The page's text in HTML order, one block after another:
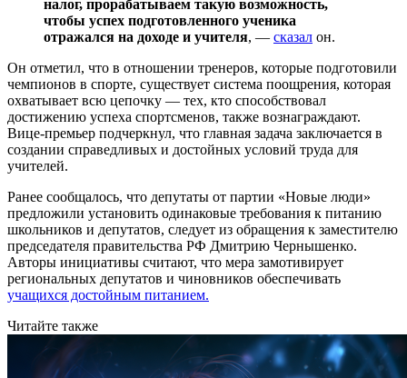
налог, прорабатываем такую возможность,
чтобы успех подготовленного ученика
отражался на доходе и учителя, — сказал он.
Он отметил, что в отношении тренеров, которые подготовили
чемпионов в спорте, существует система поощрения, которая
охватывает всю цепочку — тех, кто способствовал
достижению успеха спортсменов, также вознаграждают.
Вице-премьер подчеркнул, что главная задача заключается в
создании справедливых и достойных условий труда для
учителей.
Ранее сообщалось, что депутаты от партии «Новые люди»
предложили установить одинаковые требования к питанию
школьников и депутатов, следует из обращения к заместителю
председателя правительства РФ Дмитрию Чернышенко.
Авторы инициативы считают, что мера замотивирует
региональных депутатов и чиновников обеспечивать
учащихся достойным питанием.
Читайте также